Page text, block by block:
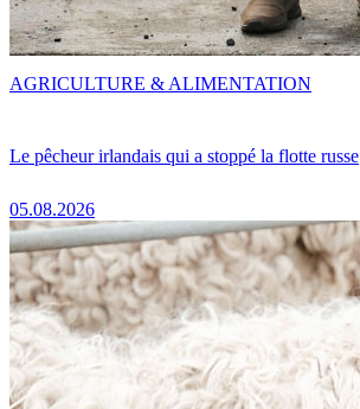
Le pêcheur irlandais qui a stoppé la flotte russe
05.08.2026
AGRICULTURE & ALIMENTATION